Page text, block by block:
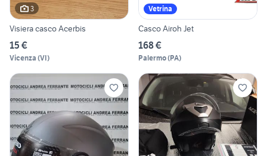
3
Visiera casco Acerbis
15 €
Vicenza (VI)
Vetrina
Casco Airoh Jet
168 €
Palermo(PA)